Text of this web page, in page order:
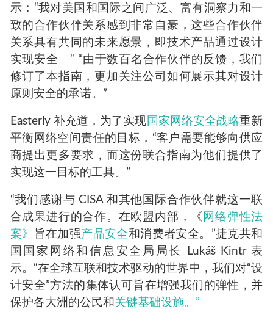
示：“我对美国和国际之间广泛、富有洞察力和一
致的合作伙伴关系感到非常自豪，这些合作伙伴
关系具有共同的未来愿景，即技术产品通过设计
实现安全。 ” “由于数百名合作伙伴的反馈，我们
修订了本指南，更加关注公司如何展示其对设计
原则安全的承诺。”
Easterly 补充道，为了实现 国家网络安全战略重新
平衡网络空间责任的目标，“客户需要能够向供应
商提出更多要求，而这份联合指南为他们提供了
实现这一目标的工具。”
“我们感谢与 CISA 和其他国际合作伙伴就这一联
合成果进行的合作。在欧盟内部，《 网络弹性法
案》
旨在加强产品安全和消费者安全。”捷克共和
国国家网络和信息安全局局长 Lukáš Kintr 表
示。“在全球互联和技术驱动的世界中，我们对“设
计安全”方法的集体认可旨在增强我们的弹性，并
保护各大洲的公民和 关键基础设施。”